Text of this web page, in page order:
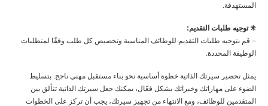
المستهدفة.
✳︎ توجيه طلبات التقديم:
– قم بتوجيه طلبات التقديم للوظائف المناسبة وتخصيص كل طلب وفقًا لمتطلبات
الوظيفة المحددة.
يمثل تحضير سيرتك الذاتية خطوة أساسية نحو بناء مستقبل مهني ناجح. بتسليط
الضوء على مهاراتك وخبراتك بشكل فعّال، يمكنك جعل سيرتك الذاتية تتألق بين
المتقدمين للوظائف، ومع الانتهاء من تجهيز سيرتك، يجب أن تركز على الخطوات